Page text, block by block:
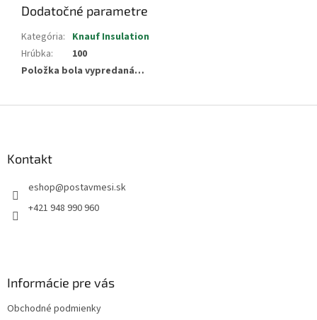
Dodatočné parametre
Kategória: Knauf Insulation
Hrúbka:
100
Položka bola vypredaná…
Kontakt
eshop@postavmesi.sk
+421 948 990 960
Informácie pre vás
Obchodné podmienky